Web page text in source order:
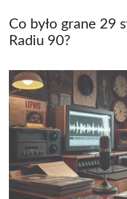
Co było grane 29
Radiu 90?